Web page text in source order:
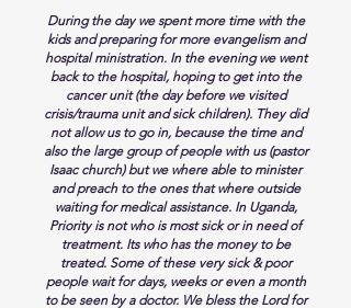
During the day we spent more time with the
kids and preparing for more evangelism and
hospital ministration. In the evening we went
back to the hospital, hoping to get into the
cancer unit (the day before we visited
crisis/trauma unit and sick children). They did
not allow us to go in, because the time and
also the large group of people with us (pastor
Isaac church) but we where able to minister
and preach to the ones that where outside
waiting for medicalassistance. In Uganda,
Priority is not who is most sick or in need of
treatment. Its who has the money to be
treated. Some of these very sick & poor
people wait for days, weeks or even a month
to be seen by a doctor. We bless the Lord for